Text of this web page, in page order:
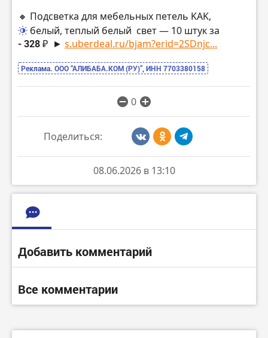
🔸 Подсветка для мебельных петель KAK,
белый, теплый белый свет — 10 штук за
- 328 ₽ ► s.uberdeal.ru/bjam?erid=2SDnjc...
Реклама. ООО “АЛИБАБА.КОМ (РУ)”, ИНН 7703380158
0
Поделиться:
08.06.2026 в 13:10
Добавить комментарий
Все комментарии